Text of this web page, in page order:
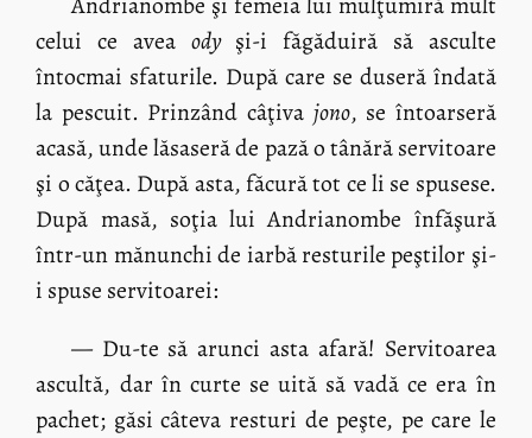
celui ce avea ody şi-i făgăduiră să asculte
întocmai sfaturile. După care se duseră îndată
la pescuit. Prinzând câţiva jono, se întoarseră
acasă, unde lăsaseră de pază o tânără servitoare
şi o căţea. După asta, făcură tot ce li se spusese.
După masă, soţia lui Andrianombe înfăşură
într-un mănunchi de iarbă resturile peştilor şi-
i spuse servitoarei:
— Du-te să arunci asta afară! Servitoarea
ascultă, dar în curte se uită să vadă ce era în
pachet; găsi câteva resturi de peşte, pe care le